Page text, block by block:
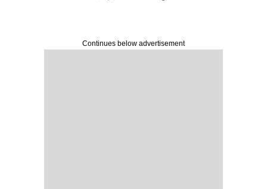
Continues below advertisement